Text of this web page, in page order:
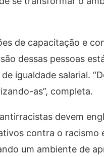
de capacitação e
dessas pessoas
igualdade salarial.
as”, completa.
devem
contra o racismo
um ambiente de